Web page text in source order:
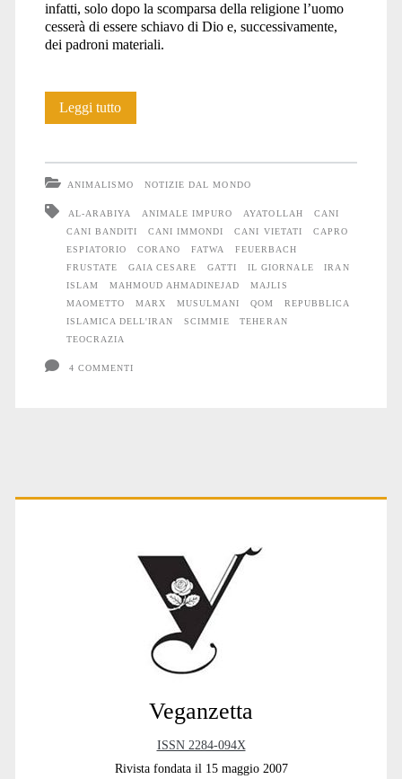
infatti, solo dopo la scomparsa della religione l’uomo
cesserà di essere schiavo di Dio e, successivamente,
dei padroni materiali.
Leggi tuttoIran:
Cani
da
abbandonare
nel
deserto,
ANIMALISMO NOTIZIE DAL MONDO
AL-ARABIYA ANIMALE IMPURO AYATOLLAH
CANI
CANI BANDITI
CANI IMMONDI CANI VIETATI
CAPRO
ESPIATORIO
CORANO FATWA
FEUERBACH
FRUSTATE
GAIA CESARE GATTI IL GIORNALE
IRAN
ISLAM
MAHMOUD AHMADINEJAD
MAJLIS
MAOMETTO
MARX MUSULMANI QOM
REPUBBLICA
ISLAMICA DELL'IRAN
SCIMMIE
TEHERAN
TEOCRAZIA
4 COMMENTI
Primary
Veganzetta
ISSN 2284-094X
Rivista fondata il 15 maggio 2007